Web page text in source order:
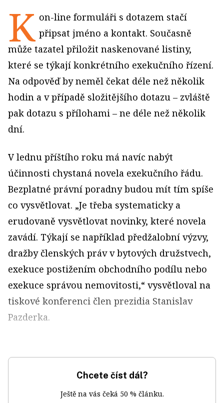
K on-line formuláři s dotazem stačí
připsat jméno a kontakt. Současně
může tazatel přiložit naskenované listiny,
které se týkají konkrétního exekučního řízení.
Na odpověď by neměl čekat déle než několik
hodin a v případě složitějšího dotazu – zvláště
pak dotazu s přílohami – ne déle než několik
dní.
V lednu příštího roku má navíc nabýt
účinnosti chystaná novela exekučního řádu.
Bezplatné právní poradny budou mít tím spíše
co vysvětlovat. „Je třeba systematicky a
erudovaně vysvětlovat novinky, které novela
zavádí. Týkají se například předžalobní výzvy,
dražby členských práv v bytových družstvech,
exekuce postižením obchodního podílu nebo
exekuce správou nemovitosti,“ vysvětloval na
tiskové konferenci člen prezidia Stanislav
Pazderka.
Chcete číst dál?
Ještě na vás čeká 50 % článku.